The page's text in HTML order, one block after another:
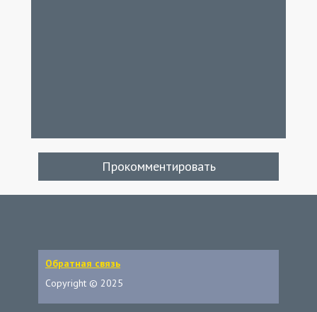
Прокомментировать
Обратная связь
Copyright © 2025